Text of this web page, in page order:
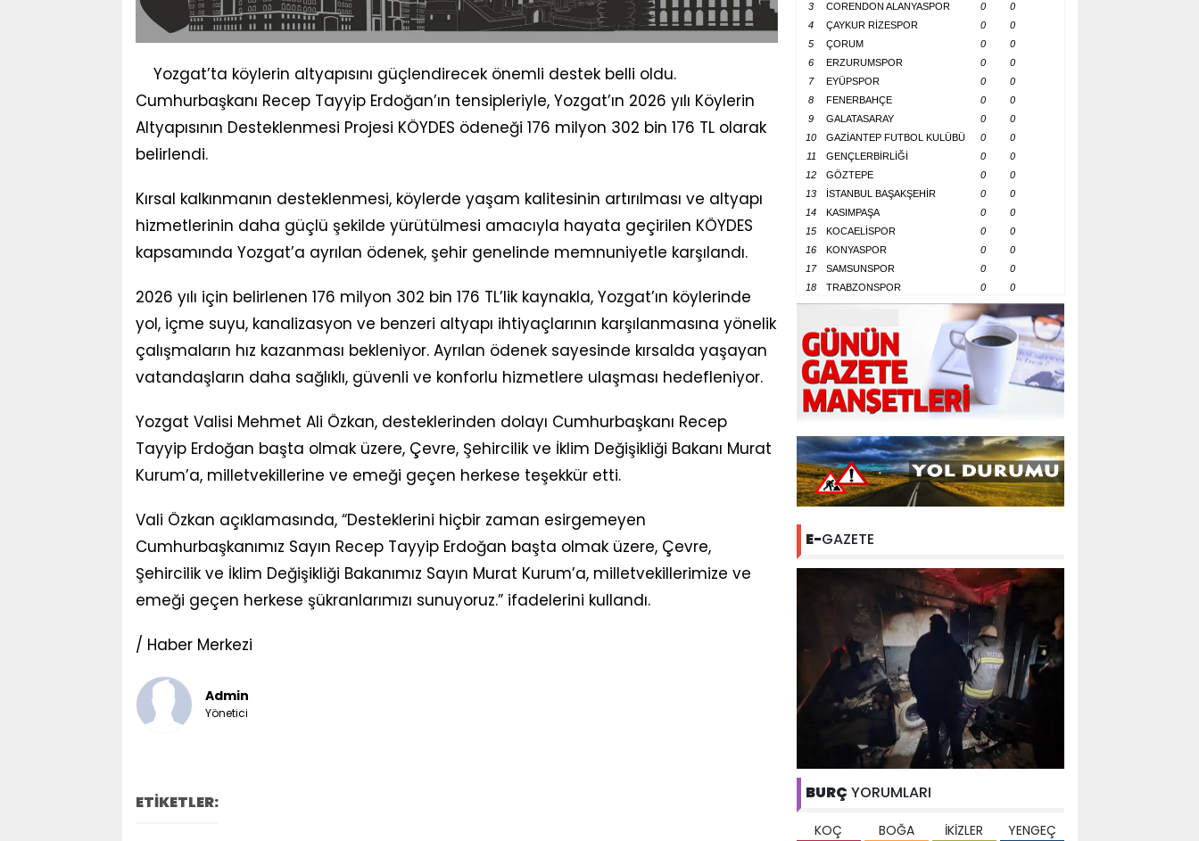
Yozgat’ta köylerin altyapısını güçlendirecek önemli destek belli oldu.
Cumhurbaşkanı Recep Tayyip Erdoğan’ın tensipleriyle, Yozgat’ın 2026 yılı Köylerin
Altyapısının Desteklenmesi Projesi KÖYDES ödeneği 176 milyon 302 bin 176 TL olarak
belirlendi.
Kırsal kalkınmanın desteklenmesi, köylerde yaşam kalitesinin artırılması ve altyapı
hizmetlerinin daha güçlü şekilde yürütülmesi amacıyla hayata geçirilen KÖYDES
kapsamında Yozgat’a ayrılan ödenek, şehir genelinde memnuniyetle karşılandı.
2026 yılı için belirlenen 176 milyon 302 bin 176 TL’lik kaynakla, Yozgat’ın köylerinde
yol, içme suyu, kanalizasyon ve benzeri altyapı ihtiyaçlarının karşılanmasına yönelik
çalışmaların hız kazanması bekleniyor. Ayrılan ödenek sayesinde kırsalda yaşayan
vatandaşların daha sağlıklı, güvenli ve konforlu hizmetlere ulaşması hedefleniyor.
Yozgat Valisi Mehmet Ali Özkan, desteklerinden dolayı Cumhurbaşkanı Recep
Tayyip Erdoğan başta olmak üzere, Çevre, Şehircilik ve İklim Değişikliği Bakanı Murat
Kurum’a, milletvekillerine ve emeği geçen herkese teşekkür etti.
Vali Özkan açıklamasında, “Desteklerini hiçbir zaman esirgemeyen
Cumhurbaşkanımız Sayın Recep Tayyip Erdoğan başta olmak üzere, Çevre,
Şehircilik ve İklim Değişikliği Bakanımız Sayın Murat Kurum’a, milletvekillerimize ve
emeği geçen herkese şükranlarımızı sunuyoruz.” ifadelerini kullandı.
/ Haber Merkezi
Admin
Yönetici
ETİKETLER:
3
CORENDON ALANYASPOR 0
0
4
ÇAYKUR RİZESPOR 0
0
5
ÇORUM 0
0
6
ERZURUMSPOR 0
0
7
EYÜPSPOR 0
0
8
FENERBAHÇE 0
0
9
GALATASARAY 0
0
10
GAZİANTEP FUTBOL KULÜBÜ 0
0
11
GENÇLERBİRLİĞİ 0
0
12
GÖZTEPE 0
0
13
İSTANBUL BAŞAKŞEHİR 0
0
14
KASIMPAŞA 0
0
15
KOCAELİSPOR 0
0
16
KONYASPOR 0
0
17
SAMSUNSPOR 0
0
18
TRABZONSPOR 0 0
E-GAZETE
BURÇ YORUMLARI
KOÇ BOĞA İKİZLER YENGEÇ